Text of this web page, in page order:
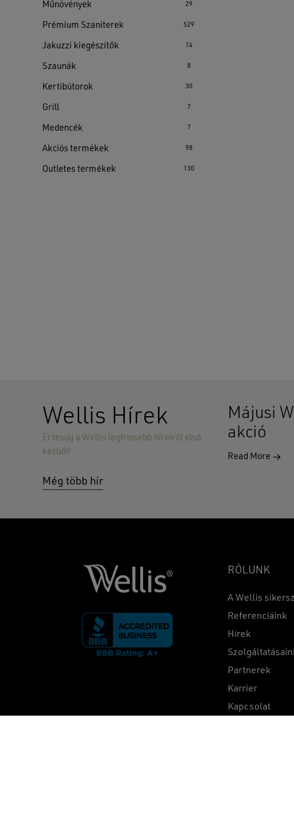
Műnövények 29
Prémium Szaniterek 529
Jakuzzi kiegészítők 74
Szaunák 8
Kertibútorok 30
Grill 7
Medencék 7
Akciós termékek 98
Outletes termékek 130
Wellis Hírek
Értesülj a Wellis legfrissebb híreiről első
kézből!
Még több hír
Májusi
akció
Read More
RÓLUNK
A Wellis
Referenciáink
Hírek
Partnerek
Karrier
Kapcsolat